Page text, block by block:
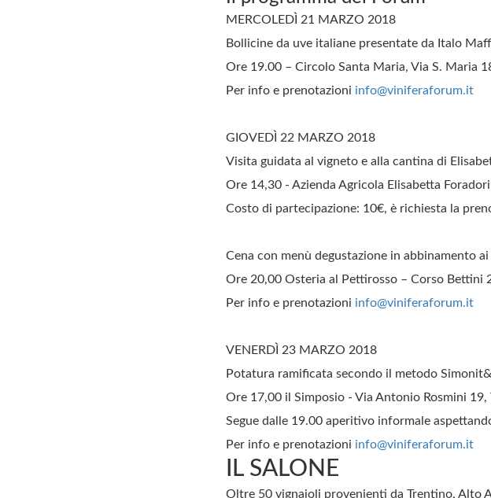
MERCOLEDÌ 21 MARZO 2018
Bollicine da uve italiane presentate da Italo
Ore 19.00 – Circolo Santa Maria, Via S. Maria
Per info e prenotazioni info@viniferaforum.it
GIOVEDÌ 22 MARZO 2018
Visita guidata al vigneto e alla cantina di
Ore 14,30 - Azienda Agricola Elisabetta
Costo di partecipazione: 10€, è richiesta la
Cena con menù degustazione in abbinamento
Ore 20,00 Osteria al Pettirosso – Corso Bettini
Per info e prenotazioni info@viniferaforum.it
VENERDÌ 23 MARZO 2018
Potatura ramificata secondo il metodo
Ore 17,00 il Simposio - Via Antonio Rosmini 19,
Segue dalle 19.00 aperitivo informale
Per info e prenotazioni info@viniferaforum.it
IL SALONE
Oltre 50 vignaioli provenienti da Trentino, Alto